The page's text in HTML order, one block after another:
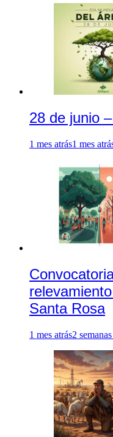
28 de junio
1 mes atrás1 mes
Santa Rosa
1 mes atrás2